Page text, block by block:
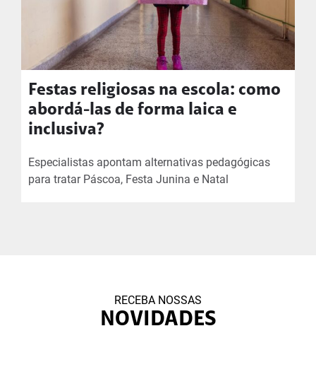
Festas religiosas na escola: como
abordá-las de forma laica e
inclusiva?
Especialistas apontam alternativas pedagógicas
para tratar Páscoa, Festa Junina e Natal
RECEBA NOSSAS
NOVIDADES